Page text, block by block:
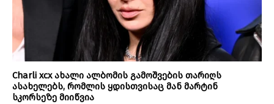
Charli xcx ახალი ალბომის გამოშვების თარიღს
ასახელებს, რომლის ყდისთვისაც მან მარტინ
სკორსეზე მიიწვია